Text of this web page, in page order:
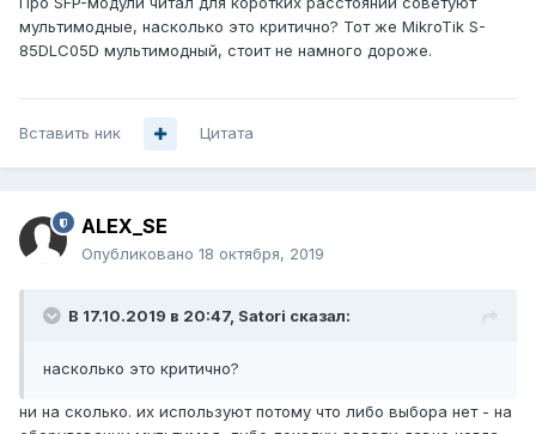
мультимодные, насколько это критично? Тот же MikroTik S-
85DLC05D мультимодный, стоит не намного дороже.
Вставить ник Цитата
ALEX_SE
Опубликовано 18 октября, 2019
В 17.10.2019 в 20:47, Satori сказал:
насколько это критично?
ни на сколько. их используют потому что либо выбора нет - на